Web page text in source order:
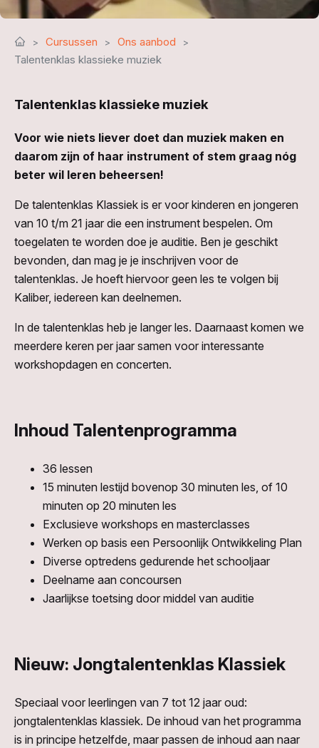
Cursussen
Ons aanbod
Talentenklas klassieke muziek
Talentenklas klassieke muziek
Voor wie niets liever doet dan muziek maken en
daarom zijn of haar instrument of stem graag nóg
beter wil leren beheersen!
De talentenklas Klassiek is er voor kinderen en jongeren
van 10 t/m 21 jaar die een instrument bespelen. Om
toegelaten te worden doe je auditie. Ben je geschikt
bevonden, dan mag je je inschrijven voor de
talentenklas. Je hoeft hiervoor geen les te volgen bij
Kaliber, iedereen kan deelnemen.
In de talentenklas heb je langer les. Daarnaast komen we
meerdere keren per jaar samen voor interessante
workshopdagen en concerten.
Inhoud Talentenprogramma
36 lessen
15 minuten lestijd bovenop 30 minuten les, of 10
minuten op 20 minuten les
Exclusieve workshops en masterclasses
Werken op basis een Persoonlijk Ontwikkeling Plan
Diverse optredens gedurende het schooljaar
Deelname aan concoursen
Jaarlijkse toetsing door middel van auditie
Nieuw: Jongtalentenklas Klassiek
Speciaal voor leerlingen van 7 tot 12 jaar oud:
jongtalentenklas klassiek. De inhoud van het programma
is in principe hetzelfde, maar passen de inhoud aan naar